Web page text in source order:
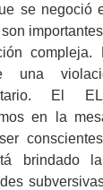
se negoció
una
El
en la
brindado